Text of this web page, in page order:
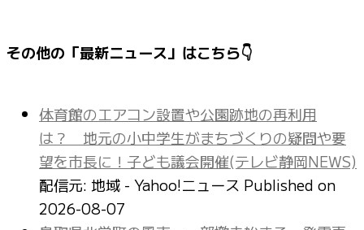
その他の「最新ニュース」はこちら👇
体育館のエアコン設置や公園跡地の再利用
は？ 地元の小中学生がまちづくりの疑問や要
望を市長に！子ども議会開催(テレビ静岡NEWS)
配信元: 地域 - Yahoo!ニュース Published on
2026-08-07